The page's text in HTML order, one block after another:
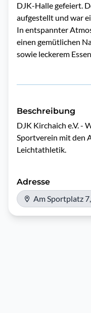
DJK-Halle gefeiert.
aufgestellt und war
In entspannter
einen gemütlichen
sowie leckerem
Beschreibung
DJK Kirchaich e.V. -
Sportverein mit den
Leichtathletik.
Adresse
Am Sportplatz